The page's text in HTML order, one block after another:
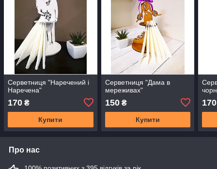
Серветниця "Наречений і
Наречена"
170 ₴
Купити
Серветниця "Дама в
мереживах"
150₴
Купити
170
Про нас